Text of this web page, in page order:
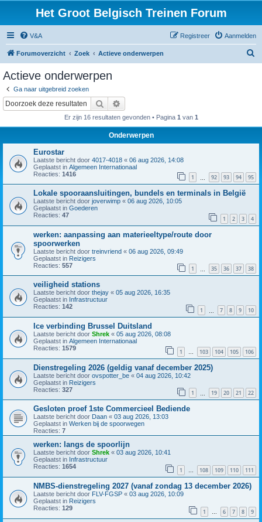
Het Groot Belgisch Treinen Forum
V&A Aanmelden
Registreer
Forumoverzicht Zoek Actieve onderwerpen
Actieve onderwerpen
Ga naar uitgebreid zoeken
Zoek
Er zijn 16 resultaten gevonden • Pagina 1 van 1
Onderwerpen
Eurostar
Laatste bericht door 4017-4018 « 06 aug 2026, 14:08
Geplaatst in Algemeen Internationaal
Reacties: 1416 1 92 93 94 95
Lokale spooraansluitingen, bundels en terminals in België
Laatste bericht door joverwimp « 06 aug 2026, 10:05
Geplaatst in Goederen
Reacties: 47 1 2 3 4
werken: aanpassing aan materieeltype/route door
spoorwerken
Laatste bericht door treinvriend « 06 aug 2026, 09:49
Geplaatst in Reizigers
Reacties: 557 1 35 36 37 38
veiligheid stations
Laatste bericht door thejay « 05 aug 2026, 16:35
Geplaatst in Infrastructuur
Reacties: 142 1 7 8 9 10
Ice verbinding Brussel Duitsland
Laatste bericht door Shrek « 05 aug 2026, 08:08
Geplaatst in Algemeen Internationaal
Reacties: 1579 1 … 103 104 105 106
Dienstregeling 2026 (geldig vanaf december 2025)
Laatste bericht door ovspotter_be « 04 aug 2026, 10:42
Geplaatst in Reizigers
Reacties: 327 1 19 20 21 22
Gesloten proef 1ste Commercieel Bediende
Laatste bericht door Daan « 03 aug 2026, 13:03
Geplaatst in Werken bij de spoorwegen
Reacties: 7
werken: langs de spoorlijn
Laatste bericht door Shrek « 03 aug 2026, 10:41
Geplaatst in Infrastructuur
Reacties: 1654 1 … 108 109 110 111
NMBS-dienstregeling 2027 (vanaf zondag 13 december 2026)
Laatste bericht door FLV-FGSP « 03 aug 2026, 10:09
Geplaatst in Reizigers
Reacties: 129 1 … 6 7 8 9